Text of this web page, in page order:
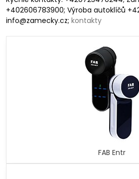
+402606783900; Výroba autoklíčů
info@zamecky.cz; kontakty
FAB Entr